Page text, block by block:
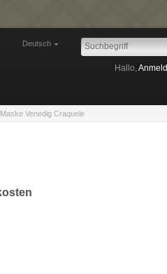
Deutsch
Hallo,
Venedig Craquele